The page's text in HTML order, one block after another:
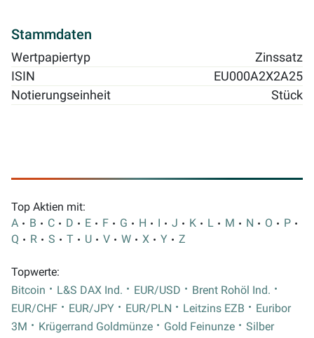
Stammdaten
Wertpapiertyp
Zinssatz
ISIN
EU000A2X2A25
Notierungseinheit
Stück
Top Aktien mit:
A
B C D E F G H I J K L M N O
P
Q
R S T U V W X Y Z
Topwerte:
Bitcoin
L&S DAX Ind. EUR/USD
Brent Rohöl Ind.
EUR/CHF
EUR/JPY EUR/PLN Leitzins EZB
Euribor
3M
Krügerrand Goldmünze Gold Feinunze
Silber